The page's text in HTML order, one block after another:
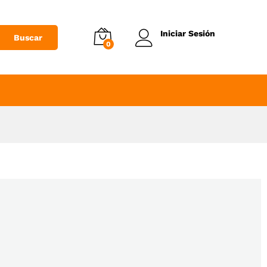
Buscar
0
Iniciar Sesión